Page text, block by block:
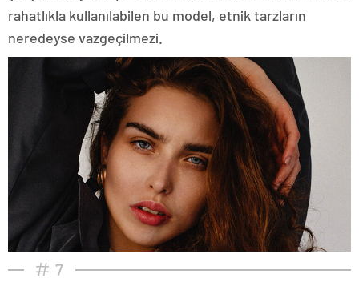
rahatlıkla kullanılabilen bu model, etnik tarzların
neredeyse vazgeçilmezi.
7